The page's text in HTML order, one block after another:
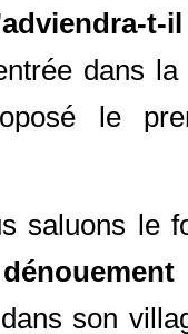
t-
dans
le
saluons le
dénouement
son